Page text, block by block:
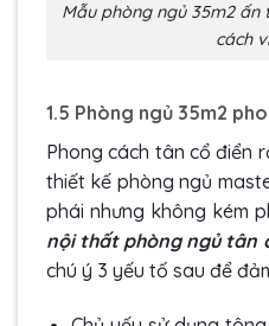
Mẫu phòng ngủ 35m2
cách
1.5 Phòng ngủ 35m2
Phong cách tân cổ điển
thiết kế phòng ngủ
phái nhưng không kém
nội thất phòng ngủ tân
chú ý 3 yếu tố sau để